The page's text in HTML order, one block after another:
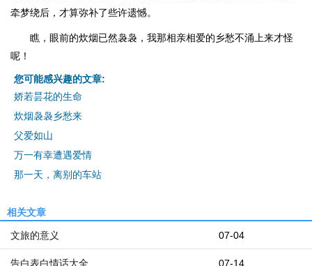
牵梦绕后，才算弥补了些许遗憾。
瞧，眼前的炊烟已然袅袅，我那相亲相爱的乡愁不涌上来才怪
呢！
您可能感兴趣的文章:
娇若昙花的生命
炊烟袅袅乡愁来
父爱如山
万一有幸遭遇爱情
那一天，离别的车站
相关文章
07-04
文旅的意义
07-14
告白表白情话大全